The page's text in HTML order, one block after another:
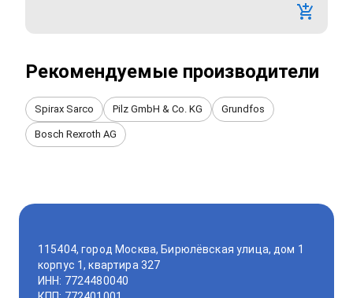
Рекомендуемые производители
Spirax Sarco Pilz GmbH & Co. KG Grundfos
Bosch Rexroth AG
115404, город Москва, Бирюлёвская улица, дом 1
корпус 1, квартира 327
ИНН: 7724480040